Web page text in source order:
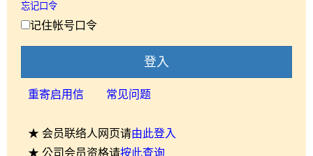
忘记口令
记住帐号口令
登入
重寄启用信 常见问题
★ 会员联络人网页请由此登入
★ 公司会员资格请按此查询